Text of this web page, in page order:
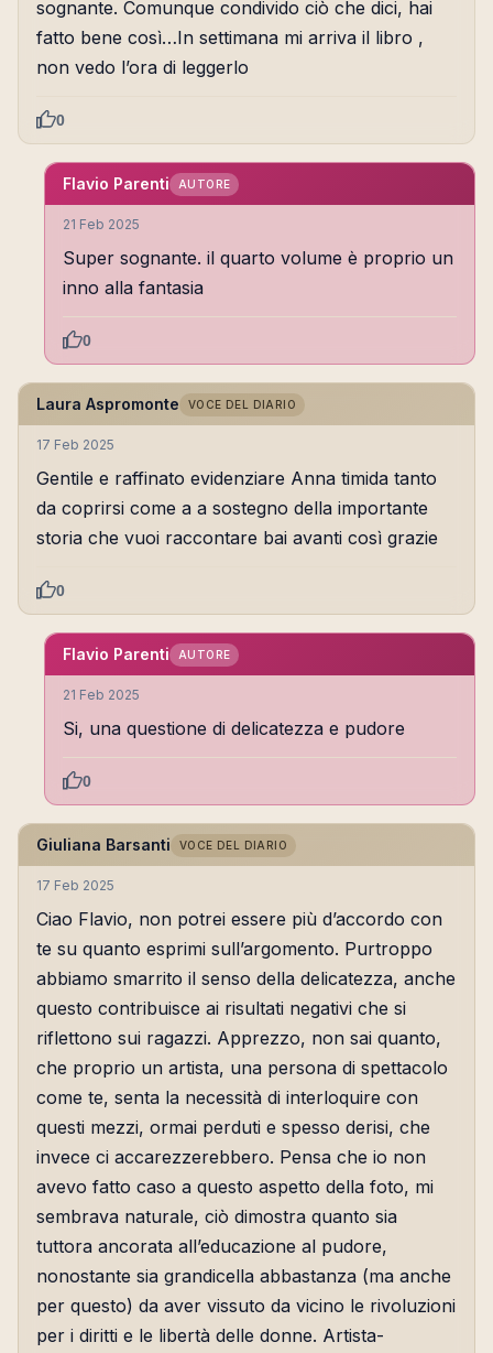
sognante. Comunque condivido ciò che dici, hai
fatto bene così…In settimana mi arriva il libro ,
non vedo l’ora di leggerlo
0
Flavio Parenti AUTORE
21 Feb 2025
Super sognante. il quarto volume è proprio un
inno alla fantasia
0
Laura Aspromonte VOCE DEL DIARIO
17 Feb 2025
Gentile e raffinato evidenziare Anna timida tanto
da coprirsi come a a sostegno della importante
storia che vuoi raccontare bai avanti così grazie
0
Flavio Parenti AUTORE
21 Feb 2025
Si, una questione di delicatezza e pudore
0
Giuliana Barsanti VOCE DEL DIARIO
17 Feb 2025
Ciao Flavio, non potrei essere più d’accordo con
te su quanto esprimi sull’argomento. Purtroppo
abbiamo smarrito il senso della delicatezza, anche
questo contribuisce ai risultati negativi che si
riflettono sui ragazzi. Apprezzo, non sai quanto,
che proprio un artista, una persona di spettacolo
come te, senta la necessità di interloquire con
questi mezzi, ormai perduti e spesso derisi, che
invece ci accarezzerebbero. Pensa che io non
avevo fatto caso a questo aspetto della foto, mi
sembrava naturale, ciò dimostra quanto sia
tuttora ancorata all’educazione al pudore,
nonostante sia grandicella abbastanza (ma anche
per questo) da aver vissuto da vicino le rivoluzioni
per i diritti e le libertà delle donne. Artista-